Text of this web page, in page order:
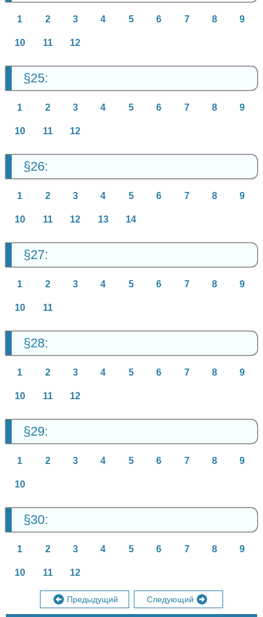
1 2 3 4 5 6 7 8 9
10 11 12
§25:
1 2 3 4 5 6 7 8 9
10 11 12
§26:
1 2 3 4 5 6 7 8 9
10 11 12 13 14
§27:
1 2 3 4 5 6 7 8 9
10 11
§28:
1 2 3 4 5 6 7 8 9
10 11 12
§29:
1 2 3 4 5 6 7 8 9
10
§30:
1 2 3 4 5 6 7 8 9
10 11 12
Предыдущий Следующий